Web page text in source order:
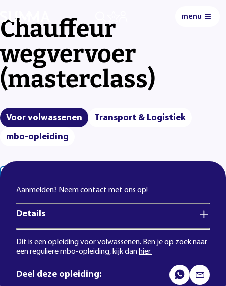
menu
Chauffeur
wegvervoer
(masterclass)
Voor volwassenen
Transport & Logistiek
mbo-opleiding
Aanmelden? Neem contact met ons op!
Details
Dit is een opleiding voor volwassenen. Ben je op zoek naar
een reguliere mbo-opleiding, kijk danhier.
Deel deze opleiding: